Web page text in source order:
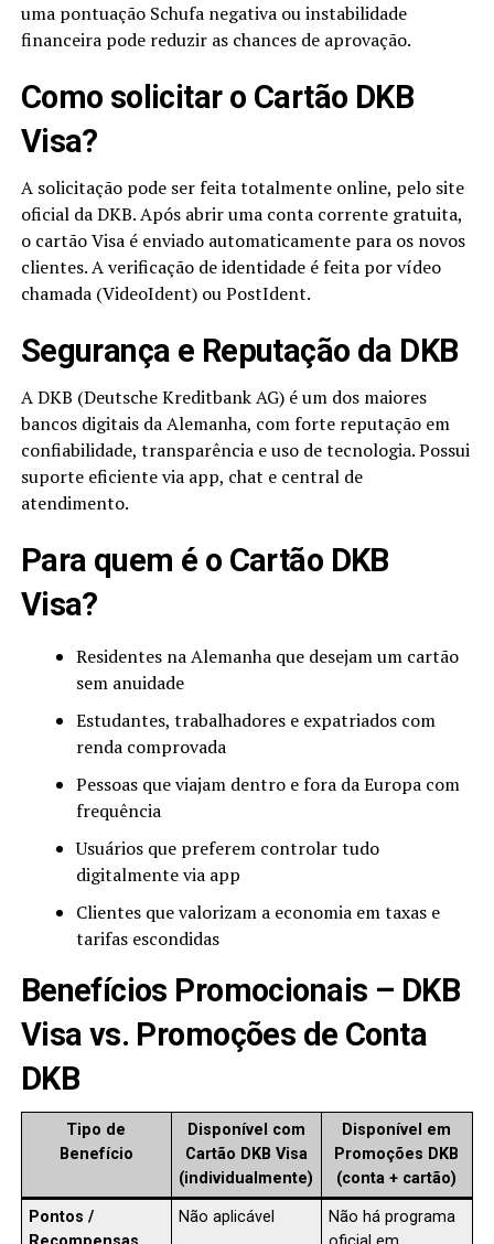
uma pontuação Schufa negativa ou instabilidade
financeira pode reduzir as chances de aprovação.
Como solicitar o Cartão DKB
Visa?
A solicitação pode ser feita totalmente online, pelo site
oficial da DKB. Após abrir uma conta corrente gratuita,
o cartão Visa é enviado automaticamente para os novos
clientes. A verificação de identidade é feita por vídeo
chamada (VideoIdent) ou PostIdent.
Segurança e Reputação da DKB
A DKB (Deutsche Kreditbank AG) é um dos maiores
bancos digitais da Alemanha, com forte reputação em
confiabilidade, transparência e uso de tecnologia. Possui
suporte eficiente via app, chat e central de
atendimento.
Para quem é o Cartão DKB
Visa?
Residentes na Alemanha que desejam um cartão
sem anuidade
Estudantes, trabalhadores e expatriados com
renda comprovada
Pessoas que viajam dentro e fora da Europa com
frequência
Usuários que preferem controlar tudo
digitalmente via app
Clientes que valorizam a economia em taxas e
tarifas escondidas
Benefícios Promocionais – DKB
Visa vs. Promoções de Conta
DKB
Tipo de
Benefício
Disponível com
Cartão DKB Visa
(individualmente)
Disponível em
Promoções DKB
(conta + cartão)
Pontos /
Não aplicável
Não há programa